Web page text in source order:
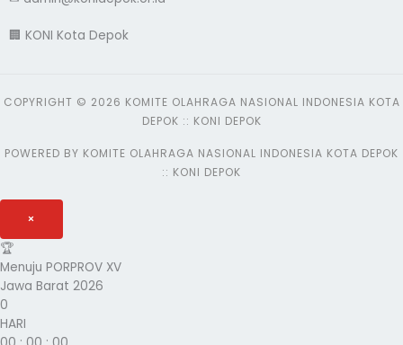
🏢 KONI Kota Depok
COPYRIGHT © 2026 KOMITE OLAHRAGA NASIONAL INDONESIA KOTA
DEPOK :: KONI DEPOK
POWERED BY KOMITE OLAHRAGA NASIONAL INDONESIA KOTA DEPOK
:: KONI DEPOK
×
🏆
Menuju PORPROV XV
Jawa Barat 2026
0
HARI